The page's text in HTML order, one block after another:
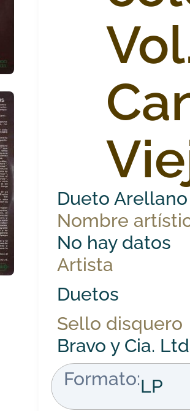
Dueto
Nombre
No hay datos
Artista
Duetos
Sello disquero
Bravo y Cia.
Formato:LP